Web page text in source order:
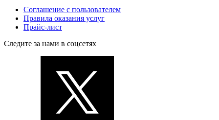
Соглашение с пользователем
Правила оказания услуг
Прайс-лист
Следите за нами в соцсетях